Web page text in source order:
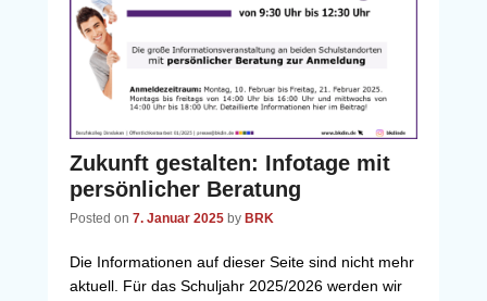
Zukunft gestalten: Infotage mit
persönlicher Beratung
Posted on 7. Januar 2025 by BRK
Die Informationen auf dieser Seite sind nicht mehr
aktuell. Für das Schuljahr 2025/2026 werden wir